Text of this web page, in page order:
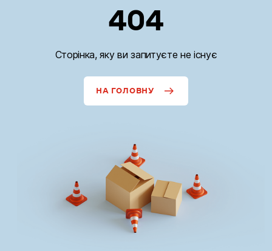
404
Сторінка, яку ви запитуєте не існує
НА ГОЛОВНУ